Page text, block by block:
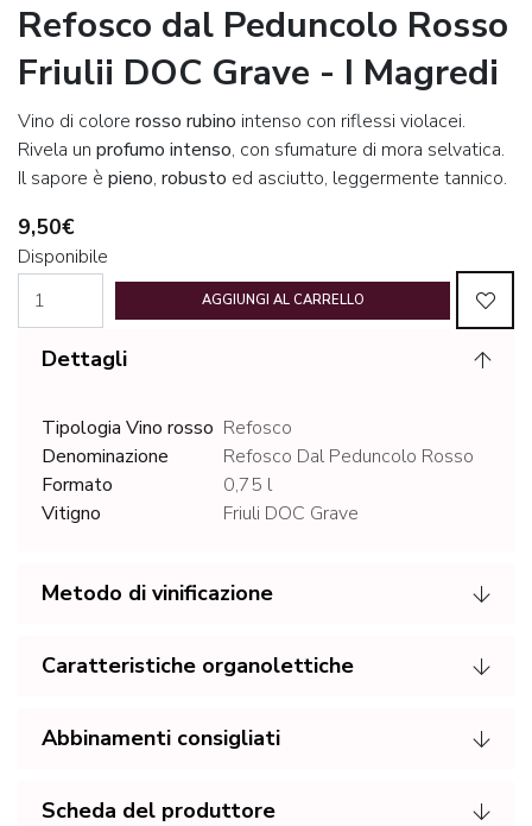
Refosco dal Peduncolo Rosso
Friulii DOC Grave - I Magredi
Vino di colore rosso rubino intenso con riflessi violacei.
Rivela un profumo intenso, con sfumature di mora selvatica.
Il sapore è pieno, robusto ed asciutto, leggermente tannico.
9,50€
Disponibile
AGGIUNGI AL CARRELLO
Dettagli
Tipologia Vino rosso Refosco
Denominazione
Refosco Dal Peduncolo Rosso
Formato
0,75 l
Vitigno
Friuli DOC Grave
Metodo di vinificazione
Caratteristiche organolettiche
Abbinamenti consigliati
Scheda del produttore